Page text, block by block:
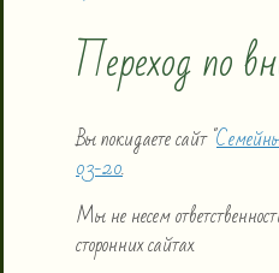
Переход по
Вы покидаете сайт "
03-20.
Мы не несем
сторонних сайтах.